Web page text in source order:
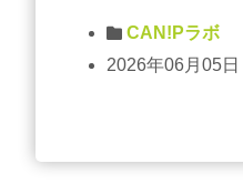
CAN!Pラボ
2026年06月05日